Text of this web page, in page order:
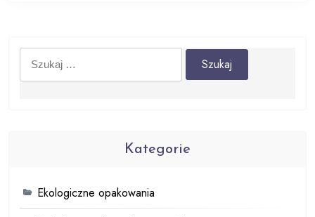
Szukaj:
Kategorie
Ekologiczne opakowania